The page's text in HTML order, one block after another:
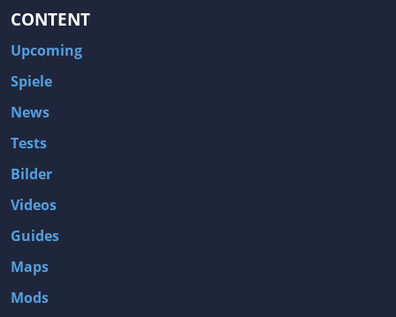
CONTENT
Upcoming
Spiele
News
Tests
Bilder
Videos
Guides
Maps
Mods